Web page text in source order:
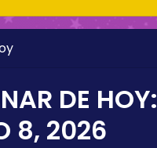
DE HOY:
8, 2026